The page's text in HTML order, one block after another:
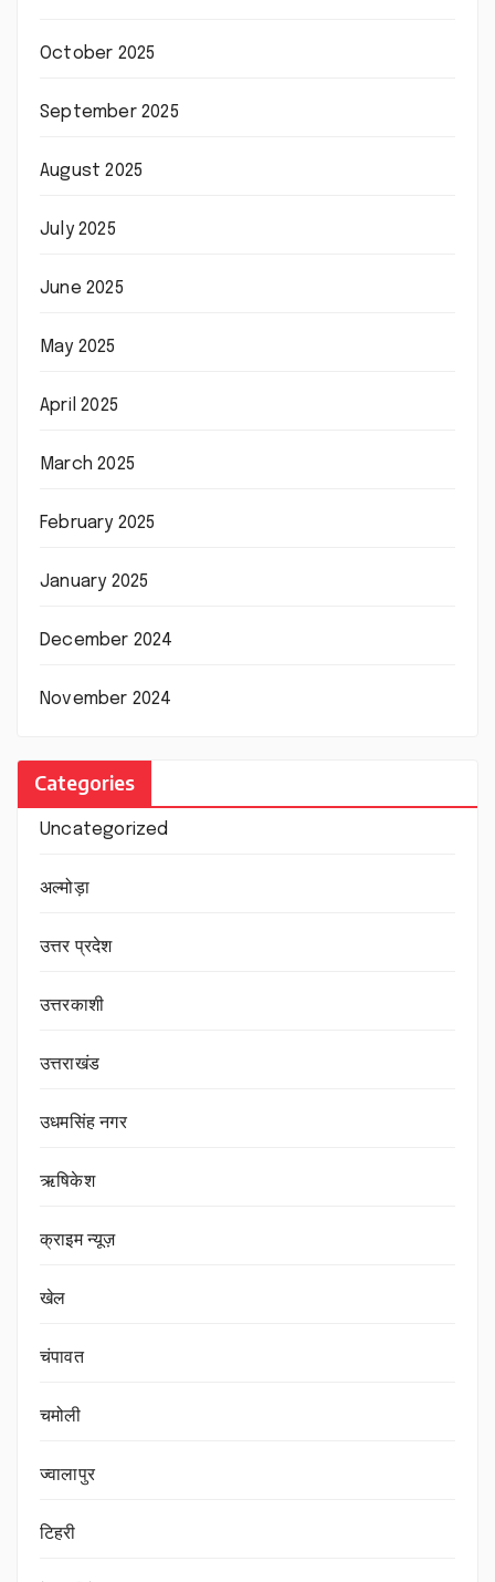
October 2025
September 2025
August 2025
July 2025
June 2025
May 2025
April 2025
March 2025
February 2025
January 2025
December 2024
November 2024
Categories
Uncategorized
अल्मोड़ा
उत्तर प्रदेश
उत्तरकाशी
उत्तराखंड
उधमसिंह नगर
ऋषिकेश
क्राइम न्यूज़
खेल
चंपावत
चमोली
ज्वालापुर
टिहरी